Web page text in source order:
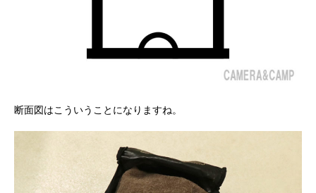
断面図はこういうことになりますね。